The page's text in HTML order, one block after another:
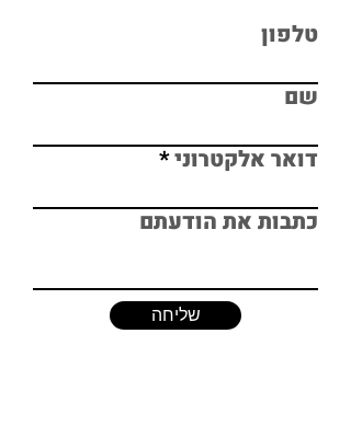
טלפון
שם
דואר אלקטרוני
כתבות את הודעתם
שליחה